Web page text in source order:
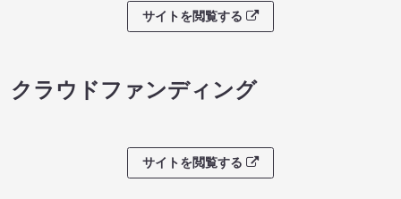
サイトを閲覧する
クラウドファンディング
サイトを閲覧する